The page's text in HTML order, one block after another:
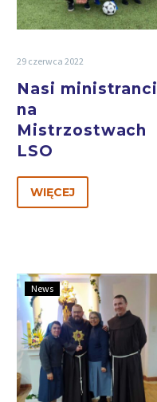
29 czerwca 2022
Nasi ministranci
na
Mistrzostwach
LSO
WIĘCEJ
News